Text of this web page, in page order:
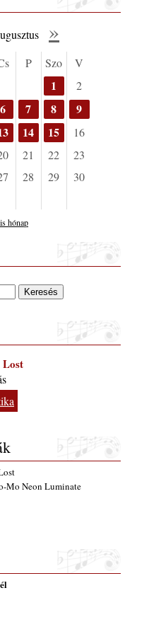
ből - Issei Noro
ből - John Scofield
fesztivál,
6-9.: 4 nap, 4
40 óra zene és
rész: Juhász
ból - John Scofield
ből - John Scofield
5. rész: D
évekből - 84.
évfolyam - 8. rész)
és 54 éves
és zenész
Vörös László +
+ Vörös Bence
»
P Szo V
1
2
6 7 8
9
14 15
16
21 22
23
28 29
30
hónap
Lost
Mo Neon Luminate